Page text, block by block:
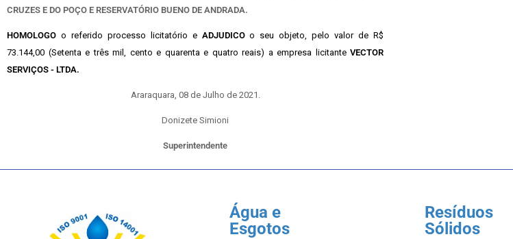
CRUZES E DO POÇO E RESERVATÓRIO BUENO DE ANDRADA.
HOMOLOGO o referido processo licitatório e ADJUDICOo seu objeto, pelo valor de R$
73.144,00 (Setenta e três mil, cento e quarenta e quatro reais) a empresa licitante VECTOR
SERVIÇOS - LTDA.
Araraquara, 08 de Julho de 2021.
Donizete Simioni
Superintendente
Água e
Esgotos
Resíduos
Sólidos